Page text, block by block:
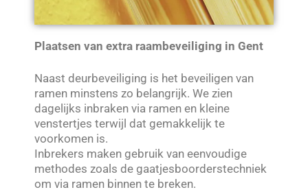
Plaatsen van extra raambeveiliging in Gent
Naast deurbeveiliging is het beveiligen van
ramen minstens zo belangrijk. We zien
dagelijks inbraken via ramen en kleine
venstertjes terwijl dat gemakkelijk te
voorkomen is.
Inbrekers maken gebruik van eenvoudige
methodes zoals de gaatjesboorderstechniek
om via ramen binnen te breken.